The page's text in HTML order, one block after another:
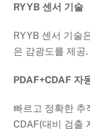
RYYB 센서 기술
RYYB 센서 기술
은 감광도를 제공.
PDAF+CDAF 자
빠르고 정확한 추
CDAF(대비 검출